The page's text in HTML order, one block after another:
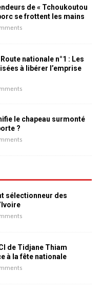
de « Tchoukoutou
se frottent les mains
nationale n°1 : Les
à libérer l’emprise
le chapeau surmonté
?
sélectionneur des
de Tidjane Thiam
à la fête nationale